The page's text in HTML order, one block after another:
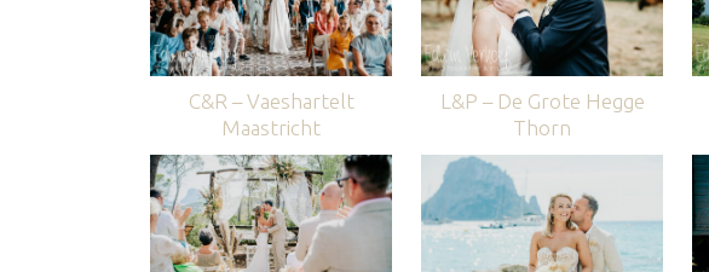
C&R – Vaeshartelt
Maastricht
L&P – De Grote Hegge
Thorn